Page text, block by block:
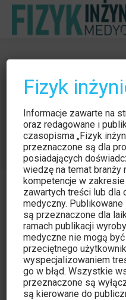
stawu
indeksu
Jesteś tutaj: Strona
Wpływ materiału
Czytelnia
Naukowe
Fizyk
Informacje zawarte na
oraz redagowane i
czasopisma „Fizyk
przeznaczone są dla
posiadających
wiedzę na temat branży
kompetencje w
zawartych treści lub dla
medyczny. Publikowane
są przeznaczone dla
ramach publikacji
medyczne nie mogą
przeciętnego
wyspecjalizowaniem
go w błąd. Wszystkie
przeznaczone są
są kierowane do